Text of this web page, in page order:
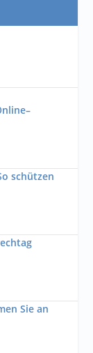
schützen
Sie an